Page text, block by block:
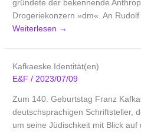
gründete der bekennende
Drogeriekonzern »dm«. An
Weiterlesen →
Kafkaeske Identität(en)
E&F/2023/07/09
Zum 140. Geburtstag Franz
deutschsprachigen Schriftsteller,
um seine Jüdischkeit mit Blick auf